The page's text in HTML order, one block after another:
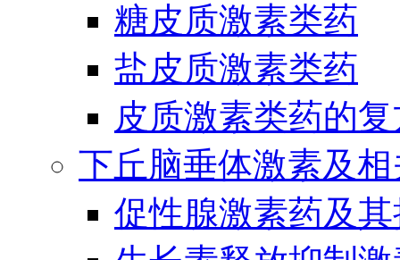
糖皮质激素类药
盐皮质激素类药
皮质激素类药的
下丘脑垂体激素及
促性腺激素药及